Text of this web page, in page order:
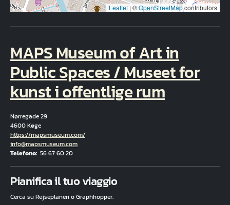
Leaflet | ©OpenStreetMapcontributors
MAPS Museum of Art in
Public Spaces / Museet for
kunst i offentlige rum
Nørregade 29
4600 Køge
Hjemmeside
https://mapsmuseum.com/
E-mail
info@mapsmuseum.com
Telefono 56 67 60 20
Pianifica il tuo viaggio
Cerca su Rejseplanen o Graphhopper.